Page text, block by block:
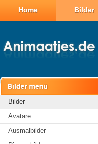
Home Bilder
Bilder
Avatare
Ausmalbilder